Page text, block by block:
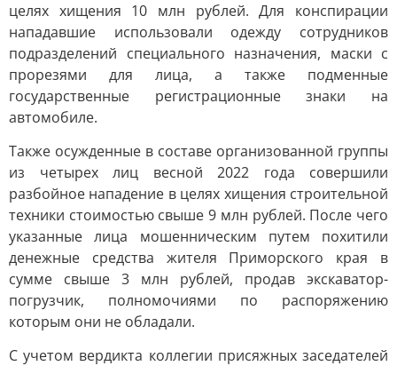
целях хищения 10 млн рублей. Для конспирации
нападавшие использовали одежду сотрудников
подразделений специального назначения, маски с
прорезями для лица, а также подменные
государственные регистрационные знаки на
автомобиле.
Также осужденные в составе организованной группы
из четырех лиц весной 2022 года совершили
разбойное нападение в целях хищения строительной
техники стоимостью свыше 9 млн рублей. После чего
указанные лица мошенническим путем похитили
денежные средства жителя Приморского края в
сумме свыше 3 млн рублей, продав экскаватор-
погрузчик, полномочиями по распоряжению
которым они не обладали.
С учетом вердикта коллегии присяжных заседателей